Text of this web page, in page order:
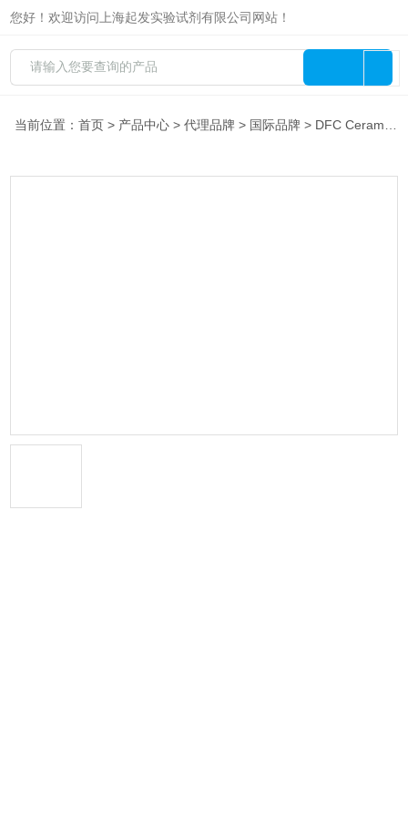
您好！欢迎访问上海起发实验试剂有限公司网站！
当前位置：首页 > 产品中心 >代理品牌 > 国际品牌 > DFC Ceramics 特约代理